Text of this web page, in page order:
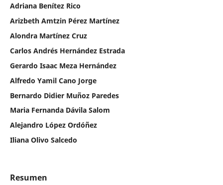
Adriana Benítez Rico
Arizbeth Amtzin Pérez Martínez
Alondra Martínez Cruz
Carlos Andrés Hernández Estrada
Gerardo Isaac Meza Hernández
Alfredo Yamil Cano Jorge
Bernardo Didier Muñoz Paredes
Maria Fernanda Dávila Salom
Alejandro López Ordóñez
Iliana Olivo Salcedo
Resumen